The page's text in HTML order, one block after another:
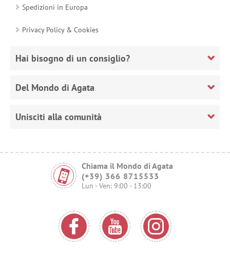
Spedizioni in Europa
Privacy Policy & Cookies
Hai bisogno di un consiglio?
Del Mondo di Agata
Unisciti alla comunità
Chiama il Mondo di Agata
(+39) 366 8715533
Lun - Ven: 9:00 - 13:00